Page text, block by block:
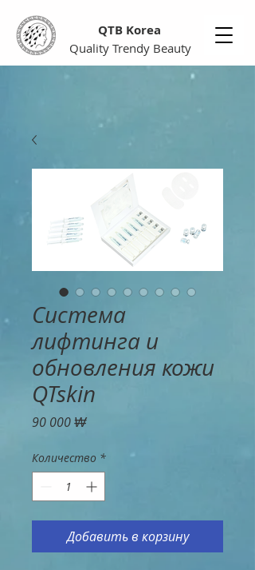
Quality Trendy Beauty
QTB Korea
Система
лифтинга и
обновления кожи
QTskin
90 000 ₩Цена
Количество *
Добавить в корзину